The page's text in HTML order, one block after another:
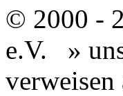
© 2000 -
e.V.
»
verweisen